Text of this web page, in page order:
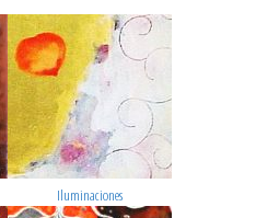
Iluminaciones